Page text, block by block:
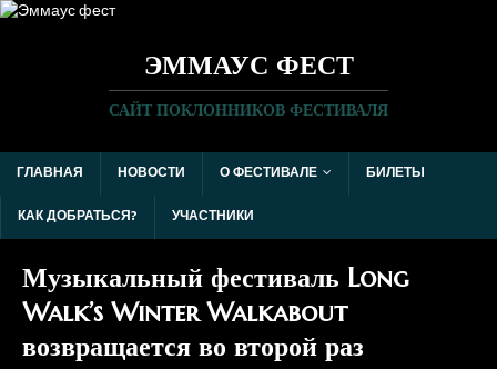
ЭММАУС ФЕСТ
САЙТ ПОКЛОННИКОВ ФЕСТИВАЛЯ
ГЛАВНАЯ НОВОСТИ О ФЕСТИВАЛЕ
БИЛЕТЫ
КАК ДОБРАТЬСЯ?
УЧАСТНИКИ
Музыкальный фестиваль Long
Walk’s Winter Walkabout
возвращается во второй раз